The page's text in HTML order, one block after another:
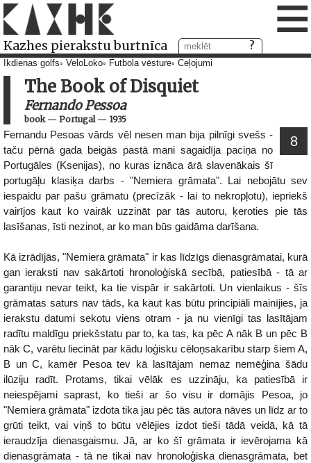
Kazhes pierakstu burtnīca ≡
Ikdienas golfs VeloLoko Futbola vēsture Ceļojumi
The Book of Disquiet
Fernando Pessoa
book— Portugal— 1935
8
Fernandu Pesoas vārds vēl nesen man bija pilnīgi svešs -
taču pērnā gada beigās pastā mani sagaidīja paciņa no
Portugāles (Ksenijas), no kuras iznāca ārā slavenākais šī
portugāļu klasiķa darbs - "Nemiera grāmata". Lai nebojātu sev
iespaidu par pašu grāmatu (precīzāk - lai to nekropļotu), iepriekš
vairījos kaut ko vairāk uzzināt par tās autoru, ķeroties pie tās
lasīšanas, īsti nezinot, ar ko man būs gaidāma darīšana.
Kā izrādījās, "Nemiera grāmata" ir kas līdzīgs dienasgrāmatai, kurā
gan ieraksti nav sakārtoti hronoloģiskā secībā, patiesībā - tā ar
garantiju nevar teikt, ka tie vispār ir sakārtoti. Un vienlaikus - šīs
grāmatas saturs nav tāds, ka kaut kas būtu principiāli mainījies, ja
ierakstu datumi sekotu viens otram - ja nu vienīgi tas lasītājam
radītu maldīgu priekšstatu par to, ka tas, ka pēc A nāk B un pēc B
nāk C, varētu liecināt par kādu loģisku cēloņsakarību starp šiem A,
B un C, kamēr Pesoa tev kā lasītājam nemaz nemēģina šādu
ilūziju radīt. Protams, tikai vēlāk es uzzināju, ka patiesībā ir
neiespējami saprast, ko tieši ar šo visu ir domājis Pesoa, jo
"Nemiera grāmata" izdota tika jau pēc tās autora nāves un līdz ar to
grūti teikt, vai viņš to būtu vēlējies izdot tieši tādā veidā, kā tā
ieraudzīja dienasgaismu. Jā, ar ko šī grāmata ir ievērojama kā
dienasgrāmata - tā ne tikai nav hronoloģiska dienasgrāmata, bet